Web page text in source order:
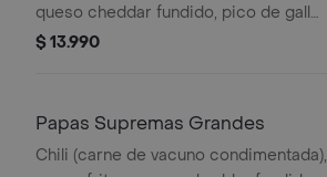
queso cheddar fundido, pico de gallo
y crema ácida.
$ 13.990
Papas Supremas Grandes
Chili (carne de vacuno condimentada),